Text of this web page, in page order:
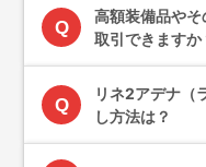
Q
高額装備品や
取引できますか
Q
リネ2アデナ（
し方法は？